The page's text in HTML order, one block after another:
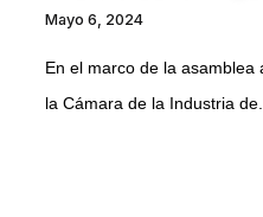
Mayo 6, 2024
En el marco de la asamblea
la Cámara de la Industria